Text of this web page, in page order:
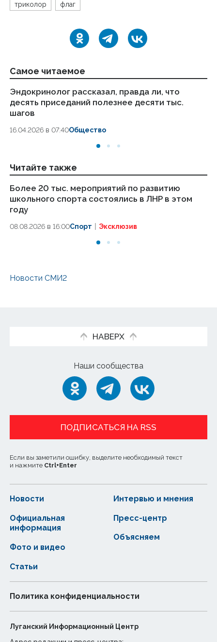
триколор флаг
Самое читаемое
Эндокринолог рассказал, правда ли, что
десять приседаний полезнее десяти тыс.
шагов
16.04.2026 в 07:40Общество
Читайте также
Более 20 тыс. мероприятий по развитию
школьного спорта состоялись в ЛНР в этом
году
08.08.2026 в 16:00Спорт Эксклюзив
Новости СМИ2
НАВЕРХ
Наши сообщества
ПОДПИСАТЬСЯ НА RSS
Если вы заметили ошибку, выделите необходимый текст
и нажмите Ctrl+Enter
Новости
Статьи
Официальная
информация
Интервью и мнения
Фото и видео
Пресс-центр
Объясняем
Политика конфиденциальности
Луганский Информационный Центр